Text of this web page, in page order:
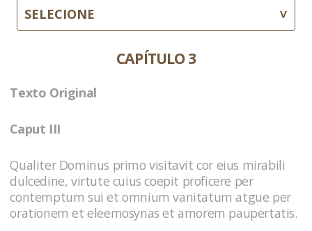
SELECIONE
CAPÍTULO 3
Texto Original
Caput III
Qualiter Dominus primo visitavit cor eius mirabili
dulcedine, virtute cuius coepit proficere per
contemptum sui et omnium vanitatum atgue per
orationem et eleemosynas et amorem paupertatis.